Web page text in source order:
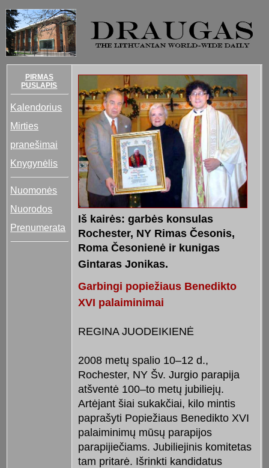
PIRMAS
PUSLAPIS
Kalendorius
Mirties
pranešimai
Knygynėlis
Nuomonės
Nuorodos
Prenumerata
Iš kairės: garbės konsulas
Rochester, NY Rimas Česonis,
Roma Česonienė ir kunigas
Gintaras Jonikas.
Garbingi popiežiaus Benedikto
XVI palaiminimai
REGINA JUODEIKIENĖ
2008 metų spalio 10–12 d.,
Rochester, NY Šv. Jurgio parapija
atšventė 100–to metų jubiliejų.
Artėjant šiai sukakčiai, kilo mintis
paprašyti Popiežiaus Benedikto XVI
palaiminimų mūsų parapijos
parapijiečiams. Jubiliejinis komitetas
tam pritarė. Išrinkti kandidatus